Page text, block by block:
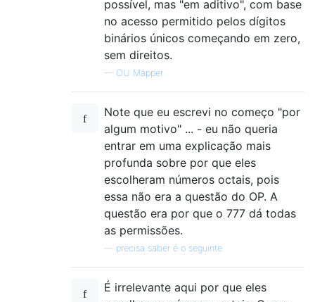
possível, mas "em aditivo", com base
no acesso permitido pelos dígitos
binários únicos começando em zero,
sem direitos.
— OU Mapper
Note que eu escrevi no começo "por
algum motivo" ... - eu não queria
entrar em uma explicação mais
profunda sobre por que eles
escolheram números octais, pois
essa não era a questão do OP. A
questão era por que o 777 dá todas
as permissões.
precisa saber é o seguinte
É irrelevante aqui por que eles